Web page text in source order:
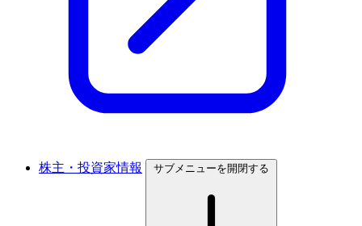
株主・投資家情報 サブメニューを開閉する